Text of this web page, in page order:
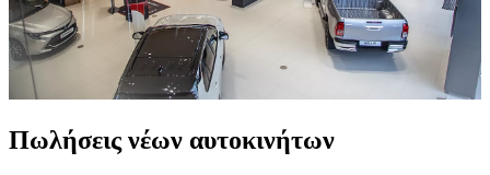
Πωλήσεις νέων αυτοκινήτων